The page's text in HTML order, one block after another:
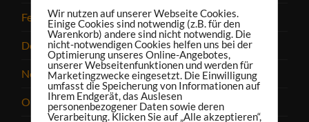
Februar 2025
Dezember 2024
November 2024
Oktober 2024
Wir nutzen auf unserer Webseite Cookies.
Einige Cookies sind notwendig (z.B. für den
Warenkorb) andere sind nicht notwendig. Die
nicht-notwendigen Cookies helfen uns bei der
Optimierung unseres Online-Angebotes,
unserer Webseitenfunktionen und werden für
Marketingzwecke eingesetzt. Die Einwilligung
umfasst die Speicherung von Informationen auf
Ihrem Endgerät, das Auslesen
personenbezogener Daten sowie deren
Verarbeitung. Klicken Sie auf „Alle akzeptieren“,